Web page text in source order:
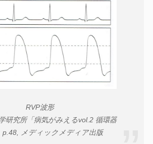
RVP波形
研究所「病気がみえるvol.2 循環器
p.48, メディックメディア出版